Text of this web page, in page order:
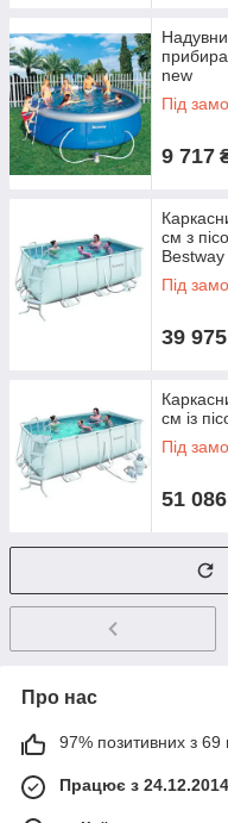
new
Під
9 717
см з
Під
39 975
см із
Під
51 086
Про нас
97% позитивних з 69
Працює з 24.12.2014